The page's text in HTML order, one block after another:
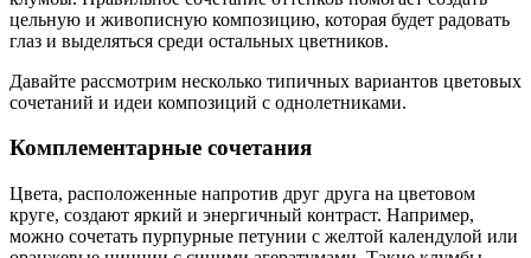
цельную и живописную композицию, которая будет радовать
глаз и выделяться среди остальных цветников.
Давайте рассмотрим несколько типичных вариантов цветовых
сочетаний и идеи композиций с однолетниками.
Комплементарные сочетания
Цвета, расположенные напротив друг друга на цветовом
круге, создают яркий и энергичный контраст. Например,
можно сочетать пурпурные петунии с желтой календулой или